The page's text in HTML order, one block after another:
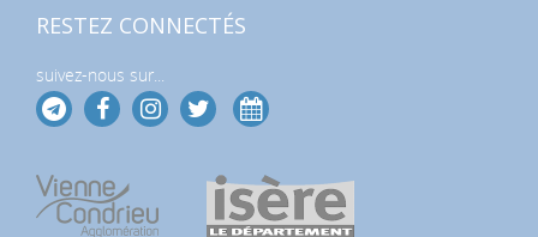
RESTEZ CONNECTÉS
suivez-nous sur...